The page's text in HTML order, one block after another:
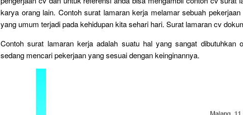
karya orang lain. Contoh surat lamaran kerja melamar sebuah
yang umum terjadi pada kehidupan kita sehari hari. Surat lamaran cv
Contoh surat lamaran kerja adalah suatu hal yang sangat dibutuhkan
sedang mencari pekerjaan yang sesuai dengan keinginannya.